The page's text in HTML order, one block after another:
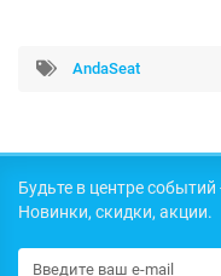
AndaSeat
Будьте в центре
Новинки, скидки, акции.